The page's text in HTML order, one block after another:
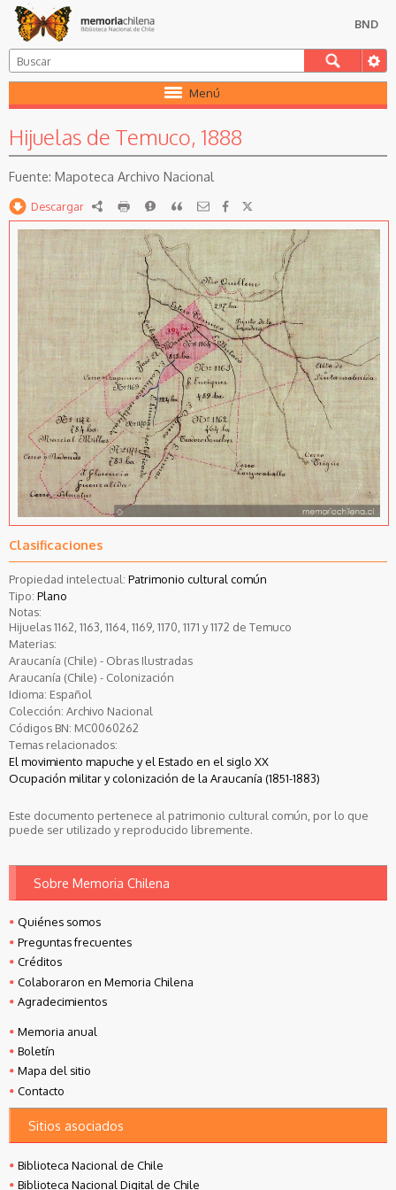
BND
Menú
Hijuelas de Temuco, 1888
Mapoteca Archivo Nacional
Descargar RDF imprimirReportarCitar
Clasificaciones
Propiedad intelectual: Patrimonio cultural común
Tipo: Plano
Notas:
Hijuelas 1162, 1163, 1164, 1169, 1170, 1171 y 1172 de Temuco
Materias:
Araucanía (Chile) - Obras Ilustradas
Araucanía (Chile) - Colonización
Idioma: Español
Colección: Archivo Nacional
Códigos BN: MC0060262
Temas relacionados:
El movimiento mapuche y el Estado en el siglo XX
Ocupación militar y colonización de la Araucanía (1851-1883)
Este documento pertenece al patrimonio cultural común, por lo que
puede ser utilizado y reproducido libremente.
Sobre Memoria Chilena
Quiénes somos
Preguntas frecuentes
Créditos
Colaboraron en Memoria Chilena
Agradecimientos
Memoria anual
Boletín
Mapa del sitio
Contacto
Sitios asociados
Biblioteca Nacional de Chile
Biblioteca Nacional Digital de Chile